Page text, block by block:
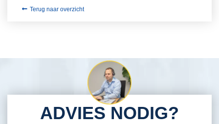
Terug naar overzicht
ADVIES NODIG?